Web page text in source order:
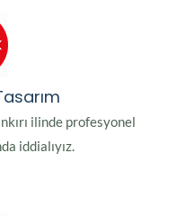
ilinde profesyonel
iddialıyız.